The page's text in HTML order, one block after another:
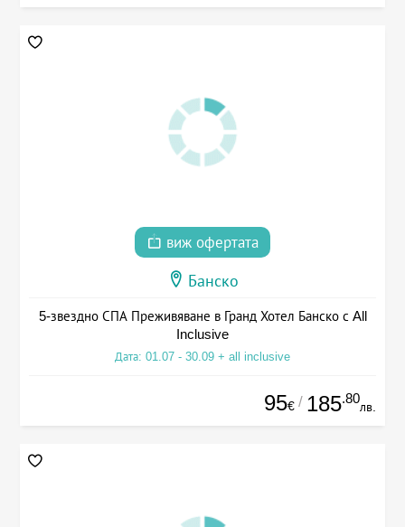
виж офертата
Банско
5-звездно СПА Преживяване в Гранд Хотел Банско с All
Inclusive
Дата: 01.07 - 30.09 + all inclusive
95€ / 185.80
лв.